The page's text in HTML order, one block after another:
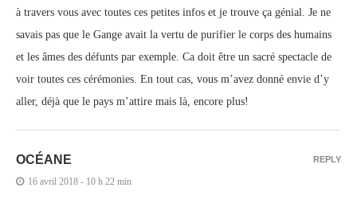
à travers vous avec toutes ces petites infos et je trouve ça génial. Je ne
savais pas que le Gange avait la vertu de purifier le corps des humains
et les âmes des défunts par exemple. Ca doit être un sacré spectacle de
voir toutes ces cérémonies. En tout cas, vous m’avez donné envie d’y
aller, déjà que le pays m’attire mais là, encore plus!
OCÉANE
16 avril 2018 - 10 h 22 min
REPLY